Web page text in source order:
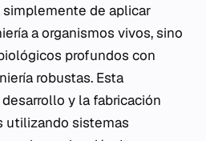
de aplicar
a organismos vivos, sino
profundos con
robustas. Esta
y la fabricación
utilizando sistemas